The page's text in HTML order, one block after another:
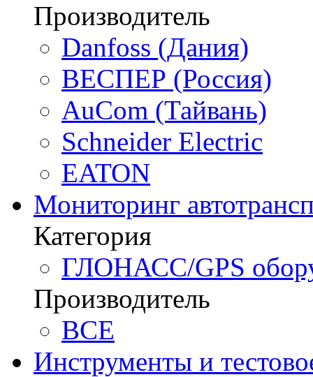
Производитель
Danfoss (Дания)
ВЕСПЕР (Россия)
AuCom (Тайвань)
Schneider Electric
EATON
Мониторинг
Категория
ГЛОНАСС/GPS
Производитель
BCE
Инструменты и